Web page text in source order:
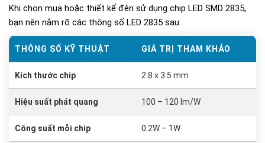
Khi chọn mua hoặc thiết kế đèn sử dụng chip LED SMD 2835,
bạn nên nắm rõ các thông số LED 2835 sau:
THÔNG SỐ KỸ THUẬT GIÁ TRỊ THAM KHẢO
Kích thước chip 2.8 x 3.5 mm
Hiệu suất phát quang 100 – 120 lm/W
Công suất mỗi chip 0.2W – 1W